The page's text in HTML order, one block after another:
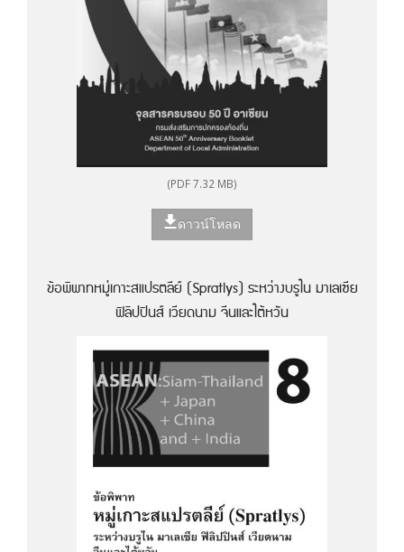
(PDF 7.32 MB)
ดาวน์โหลด
ข้อพิพาทหมู่เกาะสแปรตลีย์ (Spratlys) ระหว่างบรูไน มาเลเซีย
ฟิลิปปินส์ เวียดนาม จีนและไต้หวัน